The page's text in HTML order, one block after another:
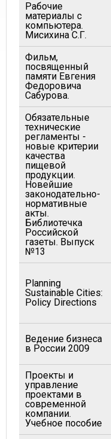
Рабочие
материалы с
компьютера.
Мисихина С.Г.
Фильм,
посвященный
памяти Евгения
Федоровича
Сабурова.
Обязательные
технические
регламенты -
новые критерии
качества
пищевой
продукции.
Новейшие
законодательно-
нормативные
акты.
Библиотечка
Российской
газеты. Выпуск
№13
Planning
Sustainable Cities:
Policy Directions
Ведение бизнеса
в России 2009
Проекты и
управление
проектами в
современной
компании.
Учебное пособие